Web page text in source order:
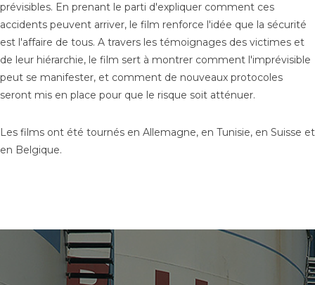
prévisibles. En prenant le parti d'expliquer comment ces
accidents peuvent arriver, le film renforce l'idée que la sécurité
est l'affaire de tous. A travers les témoignages des victimes et
de leur hiérarchie, le film sert à montrer comment l'imprévisible
peut se manifester, et comment de nouveaux protocoles
seront mis en place pour que le risque soit atténuer.
Les films ont été tournés en Allemagne, en Tunisie, en Suisse et
en Belgique.